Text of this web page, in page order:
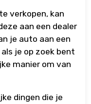
verkopen, kan
aan een dealer
je auto aan een
je op zoek bent
manier om van
dingen die je